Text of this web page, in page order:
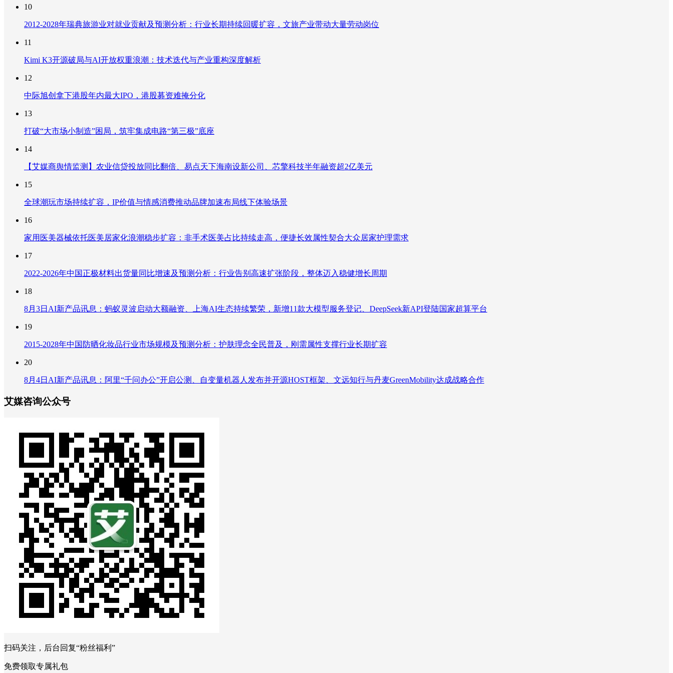
10
2012-2028年瑞典旅游业对就业贡献及预测分析：行业长期持续回暖扩容，文旅产业带动大量劳动岗位
11
Kimi K3开源破局与AI开放权重浪潮：技术迭代与产业重构深度解析
12
中际旭创拿下港股年内最大IPO，港股募资难掩分化
13
打破“大市场小制造”困局，筑牢集成电路“第三极”底座
14
【艾媒商舆情监测】农业信贷投放同比翻倍、易点天下海南设新公司、芯擎科技半年融资超2亿美元
15
全球潮玩市场持续扩容，IP价值与情感消费推动品牌加速布局线下体验场景
16
家用医美器械依托医美居家化浪潮稳步扩容：非手术医美占比持续走高，便捷长效属性契合大众居家护理需求
17
2022-2026年中国正极材料出货量同比增速及预测分析：行业告别高速扩张阶段，整体迈入稳健增长周期
18
8月3日AI新产品讯息：蚂蚁灵波启动大额融资、上海AI生态持续繁荣，新增11款大模型服务登记、DeepSeek新API登陆国家超算平台
19
2015-2028年中国防晒化妆品行业市场规模及预测分析：护肤理念全民普及，刚需属性支撑行业长期扩容
20
8月4日AI新产品讯息：阿里“千问办公”开启公测、自变量机器人发布并开源HOST框架、文远知行与丹麦GreenMobility达成战略合作
艾媒咨询公众号
扫码关注，后台回复“粉丝福利”
免费领取专属礼包